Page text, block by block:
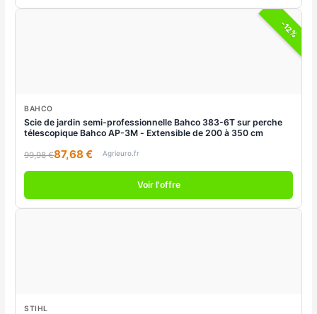
-12%
BAHCO
Scie de jardin semi-professionnelle Bahco 383-6T sur perche
télescopique Bahco AP-3M - Extensible de 200 à 350 cm
99,98 €87,68 € Agrieuro.fr
Voir l'offre
STIHL